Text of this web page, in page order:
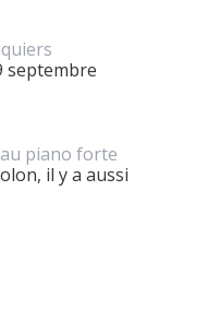
septembre
piano forte
il y a aussi